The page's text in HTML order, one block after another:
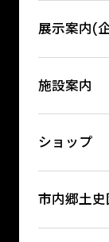
展示案内(
施設案内
ショップ
市内郷土